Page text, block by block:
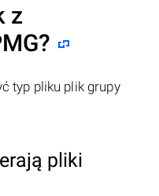
z
typ pliku plik grupy
pliki